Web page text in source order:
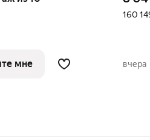
160
мне вчера